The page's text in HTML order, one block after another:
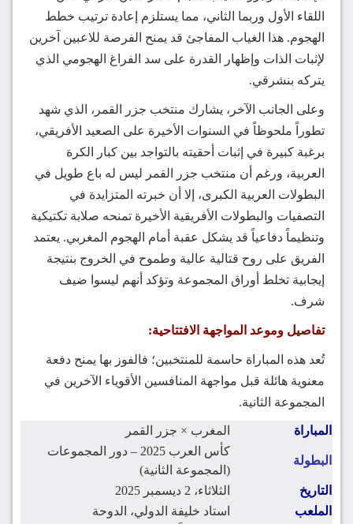
اللقاء الأول وربما الثاني، مما يستلزم إعادة ترتيب خطط
الهجوم. هذا الغياب المفاجئ قد يمنح الفرصة للاعبين آخرين
لإثبات الذات وإظهار القدرة على سد الفراغ الهجومي الذي
يتركه بنشرقي.
وعلى الجانب الآخر، يشارك منتخب جزر القمر، الذي شهد
تطوراً ملحوظاً في السنوات الأخيرة على الصعيد الأفريقي،
برغبة كبيرة في إثبات أحقيته بالتواجد بين كبار الكرة
العربية، ورغم أن منتخب جزر القمر ليس له باع طويل في
البطولات العربية الكبرى، إلا أن خبرته المتزايدة في
التصفيات والبطولات الأفريقية الأخيرة تمنحه صلابة تكتيكية
وتنظيماً دفاعياً قد يشكل عقبة أمام الهجوم المغربي. يعتمد
الفريق على روح قتالية عالية وطموح في الخروج بنتيجة
إيجابية تخلط أوراق المجموعة وتؤكد أنهم ليسوا ضيف
شرف.
تفاصيل وموعد المواجهة الافتتاحية:
تُعد هذه المباراة حاسمة للمنتخبين؛ فالفوز بها يمنح دفعة
معنوية هائلة قبل مواجهة المنافسين الأقوياء الآخرين في
المجموعة الثانية.
المباراة المغرب × جزر القمر
البطولة
كأس العرب 2025 – دور المجموعات
(المجموعة الثانية)
التاريخ
الثلاثاء، 2 ديسمبر 2025
الملعب
استاد خليفة الدولي، الدوحة